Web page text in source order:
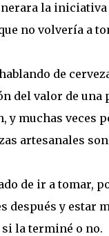
la iniciativa
no volvería a
de
del valor de una
y muchas veces
artesanales
de ir a tomar,
después y estar
la terminé o no.